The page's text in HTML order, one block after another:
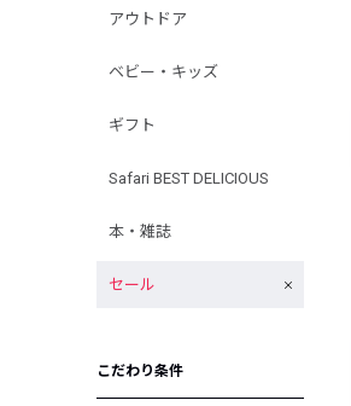
アウトドア
ベビー・キッズ
ギフト
Safari BEST DELICIOUS
本・雑誌
セール
こだわり条件